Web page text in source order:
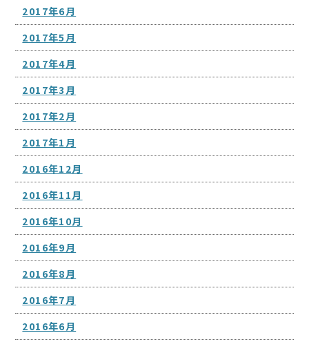
2017年6月
2017年5月
2017年4月
2017年3月
2017年2月
2017年1月
2016年12月
2016年11月
2016年10月
2016年9月
2016年8月
2016年7月
2016年6月